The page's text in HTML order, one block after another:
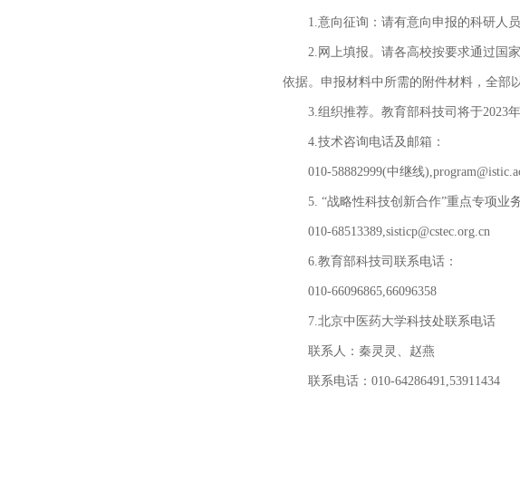
1.意向征询：请有意向申报的科研人
2.网上填报。请各高校按要求通过国
依据。申报材料中所需的附件材料，全部
3.组织推荐。教育部科技司将于2023
4.技术咨询电话及邮箱：
010-58882999(中继线
5. “战略性科技创新合作”重点专项业
010-68513389,sisticp@cstec.org.cn
6.教育部科技司联系电话：
010-66096865,66096358
7.北京中医药大学科技处联系电话
联系人：秦灵灵、赵燕
联系电话：010-64286491,53911434